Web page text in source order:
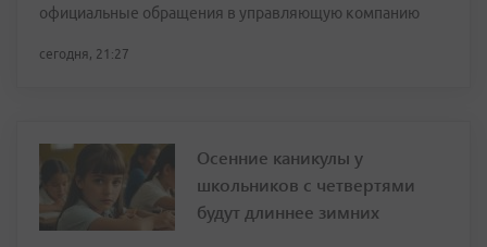
официальные обращения в управляющую компанию
сегодня, 21:27
Осенние каникулы у
школьников с четвертями
будут длиннее зимних